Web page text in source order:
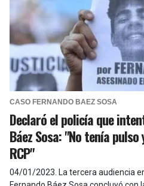
CASO FERNANDO BAEZ SOSA
Declaró el policía que
Báez Sosa: "No tenía
RCP"
04/01/2023 La tercera audiencia